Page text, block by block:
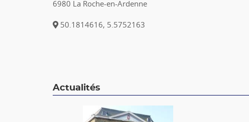
6980 La Roche-en-Ardenne
50.1814616, 5.5752163
Actualités